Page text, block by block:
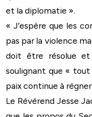
et la diplomatie ».
« J’espère que les
pas par la violence
doit être résolue
soulignant que «
paix continue à
Le Révérend Jesse